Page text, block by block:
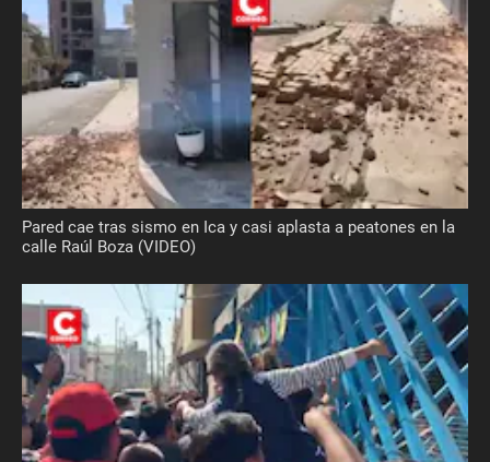
Pared cae tras sismo en Ica y casi aplasta a peatones en la
calle Raúl Boza (VIDEO)